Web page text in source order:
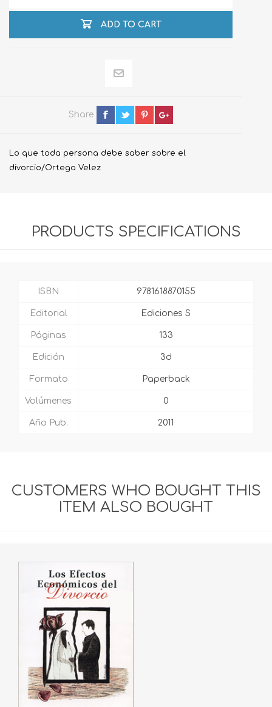
ADD TO CART
Share
Lo que toda persona debe saber sobre el
divorcio/Ortega Velez
PRODUCTS SPECIFICATIONS
ISBN 9781618870155
Editorial Ediciones S
Páginas 133
Edición 3d
Formato Paperback
Volúmenes 0
Año Pub. 2011
CUSTOMERS WHO BOUGHT THIS
ITEM ALSO BOUGHT